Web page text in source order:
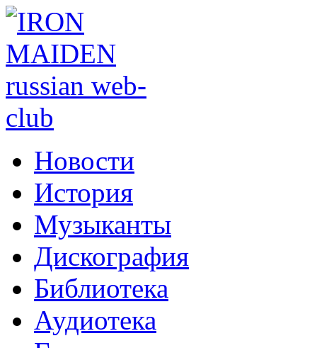
Новости
История
Музыканты
Дискография
Библиотека
Аудиотека